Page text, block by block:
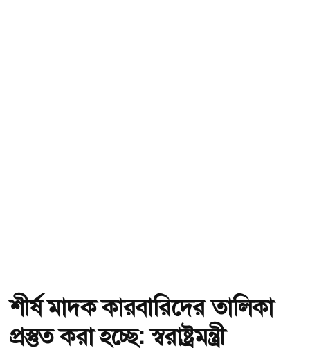
শীর্ষ মাদক কারবারিদের তালিকা
প্রস্তুত করা হচ্ছে: স্বরাষ্ট্রমন্ত্রী